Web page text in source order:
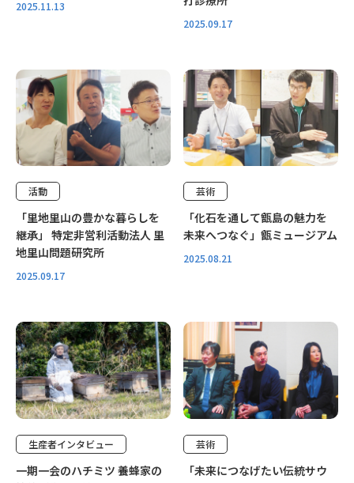
2025.11.13
2025.09.17
特別取材
活動
「里地里山の豊かな暮らしを
継承」 特定非営利活動法人 里
地里山問題研究所
2025.09.17
特別取材
芸術
「化石を通して甑島の魅力を
未来へつなぐ」甑ミュージアム
2025.08.21
特別取材
生産者インタビュー
一期一会のハチミツ 養蜂家の
特別取材
芸術
「未来につなげたい伝統サウ